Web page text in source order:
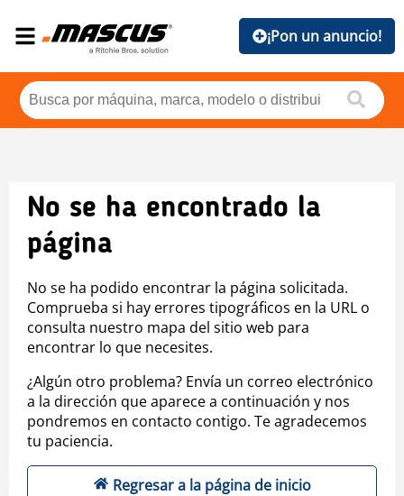
¡Pon un anuncio!
No se ha encontrado la
página
No se ha podido encontrar la página solicitada.
Comprueba si hay errores tipográficos en la URL o
consulta nuestro mapa del sitio web para
encontrar lo que necesites.
¿Algún otro problema? Envía un correo electrónico
a la dirección que aparece a continuación y nos
pondremos en contacto contigo. Te agradecemos
tu paciencia.
Regresar a la página de inicio